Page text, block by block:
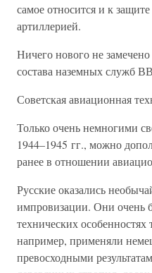
самое относится и к
артиллерией.
Ничего нового не
состава наземных служб
Советская авиационная
Только очень немногими
1944–1945 гг., можно
ранее в отношении
Русские оказались
импровизации. Они очень
технических
например, применяли
превосходными